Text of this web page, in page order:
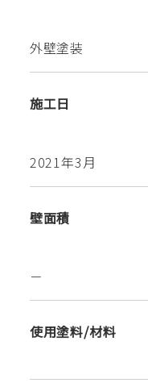
外壁塗装
施工日
2021年3月
壁面積
－
使用塗料/材料